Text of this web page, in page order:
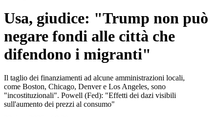
Usa, giudice: "Trump non può
negare fondi alle città che
difendono i migranti"
Il taglio dei finanziamenti ad alcune amministrazioni locali,
come Boston, Chicago, Denver e Los Angeles, sono
"incostituzionali". Powell (Fed): "Effetti dei dazi visibili
sull'aumento dei prezzi al consumo"